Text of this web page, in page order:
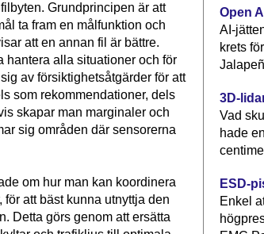
Grundprincipen är att
ta fram en målfunktion och
att en annan fil är bättre.
hantera alla situationer och för
av försiktighetsåtgärder för att
som rekommendationer, dels
skapar man marginaler och
sig områden där sensorerna
om hur man kan koordinera
att bäst kunna utnyttja den
Detta görs genom att ersätta
Open
AI-
krets
3D-
Vad
hade
ESD-
Enkel